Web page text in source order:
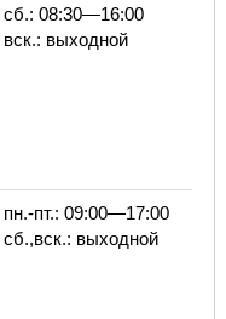
сб.: 08:30—16:00
вск.: выходной
пн.-пт.: 09:00—17:00
сб.,вск.: выходной